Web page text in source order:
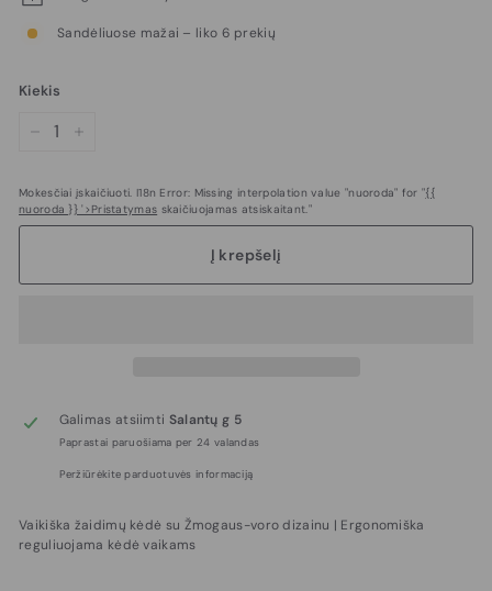
Sandėliuose mažai – liko 6 prekių
Kiekis
Mokesčiai įskaičiuoti. I18n Error: Missing interpolation value "nuoroda" for "{{
nuoroda }} '>Pristatymas skaičiuojamas atsiskaitant."
Į krepšelį
Galimas atsiimti Salantų g 5
Paprastai paruošiama per 24 valandas
Peržiūrėkite parduotuvės informaciją
Vaikiška žaidimų kėdė su Žmogaus-voro dizainu | Ergonomiška
reguliuojama kėdė vaikams